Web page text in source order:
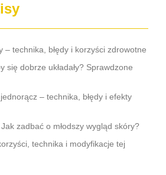
– technika, błędy i korzyści zdrowotne
się dobrze układały? Sprawdzone
– technika, błędy i efekty
zadbać o młodszy wygląd skóry?
technika i modyfikacje tej